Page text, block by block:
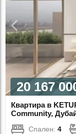
20 167
Квартира в
Community,
Спален:4